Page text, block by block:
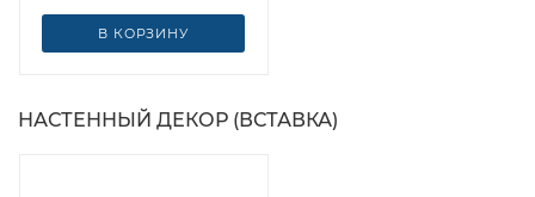
В КОРЗИНУ
НАСТЕННЫЙ ДЕКОР (ВСТАВКА)